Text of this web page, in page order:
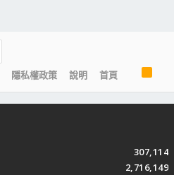
隱私權政策 說明 首頁
R
S
S
307,114
2,716,149